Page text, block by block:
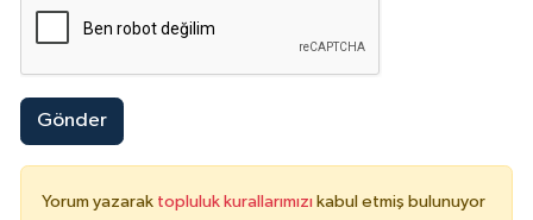
Gönder
Yorum yazarak topluluk kurallarımızı kabul etmiş bulunuyor